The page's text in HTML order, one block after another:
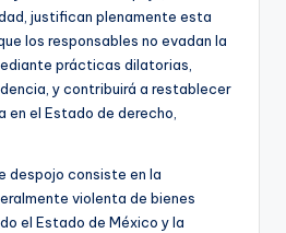
justifican plenamente esta
los responsables no evadan la
prácticas dilatorias,
y contribuirá a restablecer
en el Estado de derecho,
despojo consiste en la
violenta de bienes
el Estado de México y la